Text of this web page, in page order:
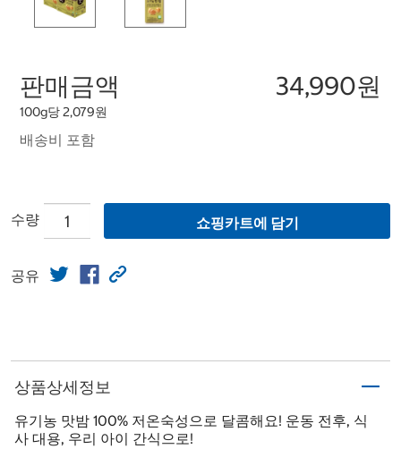
판매금액 34,990원
100g당 2,079원
배송비 포함
수량 쇼핑카트에 담기
공유
상품상세정보
유기농 맛밤 100% 저온숙성으로 달콤해요! 운동 전후, 식
사 대용, 우리 아이 간식으로!